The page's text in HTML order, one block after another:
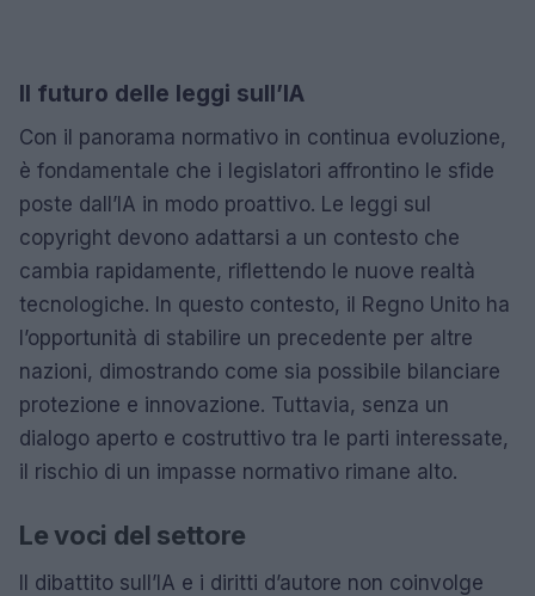
Il futuro delle leggi sull’IA
Con il panorama normativo in continua evoluzione,
è fondamentale che i legislatori affrontino le sfide
poste dall’IA in modo proattivo. Le leggi sul
copyright devono adattarsi a un contesto che
cambia rapidamente, riflettendo le nuove realtà
tecnologiche. In questo contesto, il Regno Unito ha
l’opportunità di stabilire un precedente per altre
nazioni, dimostrando come sia possibile bilanciare
protezione e innovazione. Tuttavia, senza un
dialogo aperto e costruttivo tra le parti interessate,
il rischio di un impasse normativo rimane alto.
Le voci del settore
Il dibattito sull’IA e i diritti d’autore non coinvolge